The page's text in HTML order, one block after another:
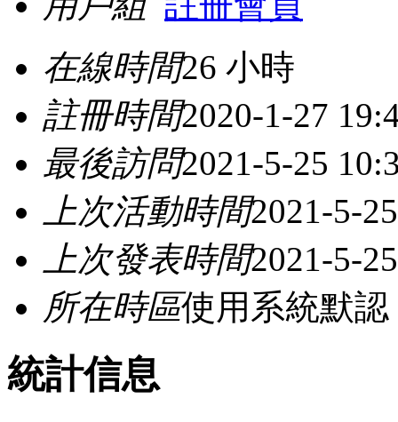
在線時間26 小時
註冊時間2020-1-27
最後訪問2021-5-25
上次活動時間2021-5-
上次發表時間2021-5-
所在時區使用系統默認
統計信息